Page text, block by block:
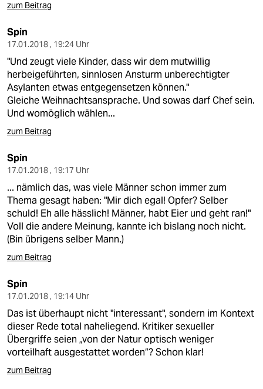
zum Beitrag
Spin
17.01.2018 , 19:24 Uhr
"Und zeugt viele Kinder, dass wir dem mutwillig
herbeigeführten, sinnlosen Ansturm unberechtigter
Asylanten etwas entgegensetzen können."
Gleiche Weihnachtsansprache. Und sowas darf Chef sein.
Und womöglich wählen...
zum Beitrag
Spin
17.01.2018 , 19:17 Uhr
... nämlich das, was viele Männer schon immer zum
Thema gesagt haben: "Mir dich egal! Opfer? Selber
schuld! Eh alle hässlich! Männer, habt Eier und geht ran!"
Voll die andere Meinung, kannte ich bislang noch nicht.
(Bin übrigens selber Mann.)
zum Beitrag
Spin
17.01.2018 , 19:14 Uhr
Das ist überhaupt nicht "interessant", sondern im Kontext
dieser Rede total naheliegend. Kritiker sexueller
Übergriffe seien „von der Natur optisch weniger
vorteilhaft ausgestattet worden“? Schon klar!
zum Beitrag